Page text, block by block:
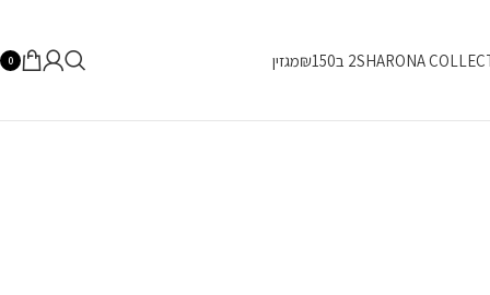
SHARONA2 ב₪150 מגזין 0